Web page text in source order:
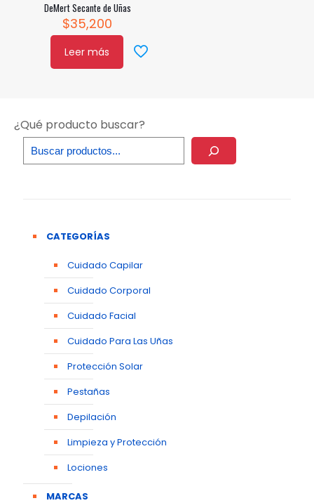
DeMert Secante de Uñas
$35,200
Leer más
¿Qué producto buscar?
CATEGORÍAS
Cuidado Capilar
Cuidado Corporal
Cuidado Facial
Cuidado Para Las Uñas
Protección Solar
Pestañas
Depilación
Limpieza y Protección
Lociones
MARCAS